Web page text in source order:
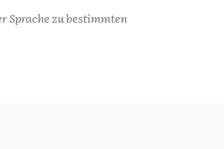
zu bestimmten